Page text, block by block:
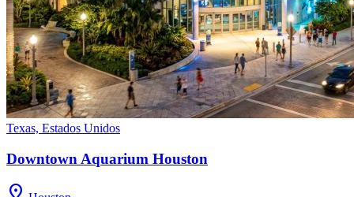
Texas, Estados Unidos
Downtown Aquarium Houston
location_on